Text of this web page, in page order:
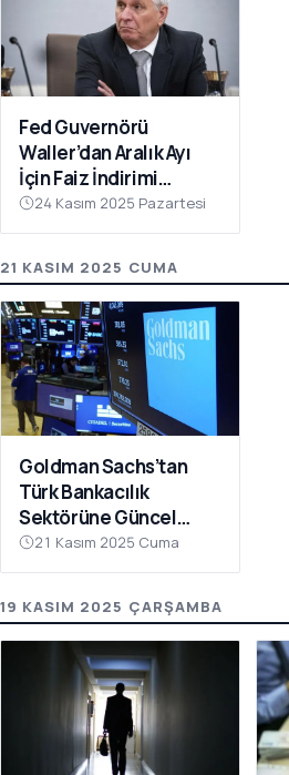
Fed Guvernörü
Waller’dan Aralık Ayı
İçin Faiz İndirimi
Çağrısı
24 Kasım 2025 Pazartesi
21 KASIM 2025 CUMA
Goldman Sachs’tan
Türk Bankacılık
Sektörüne Güncel
Analiz: 2026 ROE
Beklentileri Yükseldi
21 Kasım 2025 Cuma
19 KASIM 2025 ÇARŞAMBA